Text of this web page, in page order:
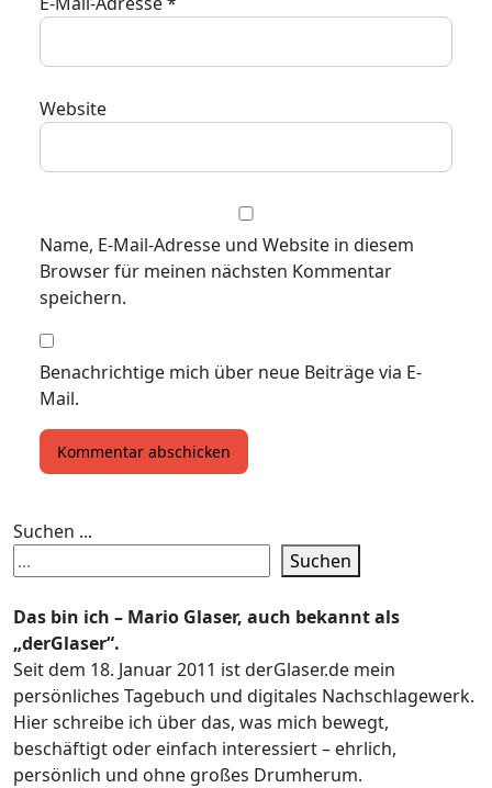
Website
Name, E-Mail-Adresse und Website in diesem
Browser für meinen nächsten Kommentar
speichern.
Benachrichtige mich über neue Beiträge via E-
Mail.
Suchen ...
Suchen
Das bin ich – Mario Glaser, auch bekannt als
„derGlaser“.
Seit dem 18. Januar 2011 ist derGlaser.de mein
persönliches Tagebuch und digitales Nachschlagewerk.
Hier schreibe ich über das, was mich bewegt,
beschäftigt oder einfach interessiert – ehrlich,
persönlich und ohne großes Drumherum.